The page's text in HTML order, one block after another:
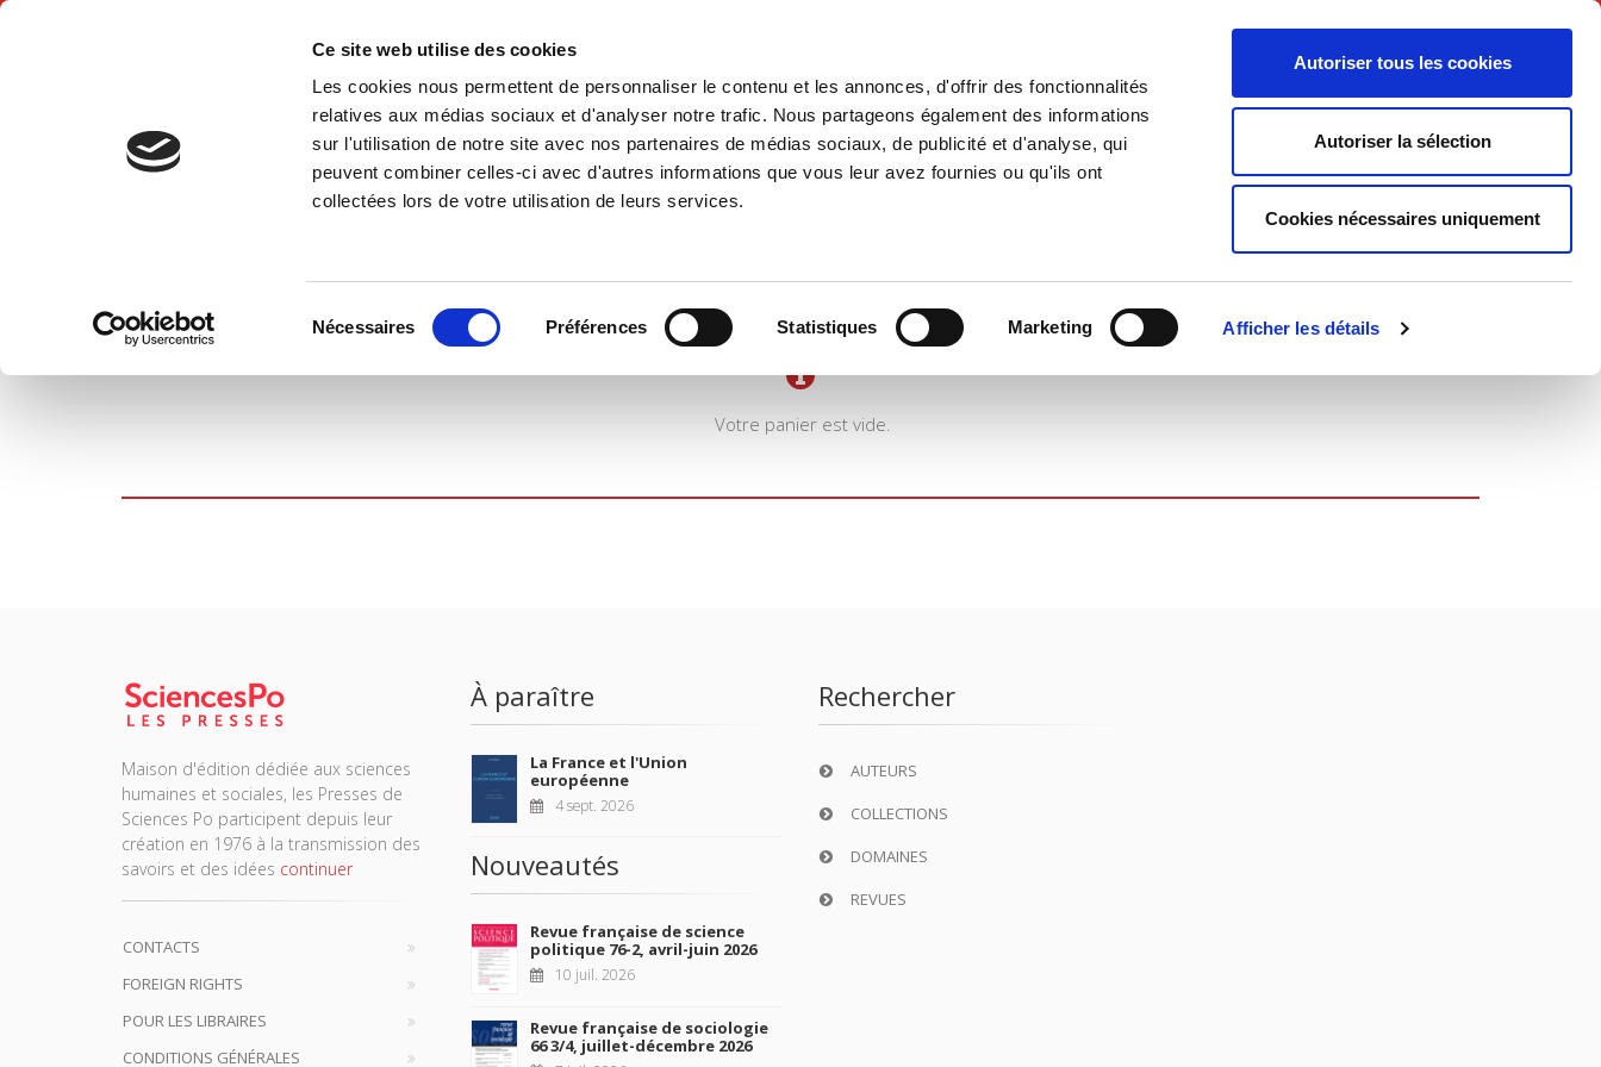
Ce site web utilise des cookies
Les cookies nous permettent de personnaliser le contenu et les annonces, d'offrir des fonctionnalités
relatives aux médias sociaux et d'analyser notre trafic. Nous partageons également des informations
sur l'utilisation de notre site avec nos partenaires de médias sociaux, de publicité et d'analyse, qui
peuvent combiner celles-ci avec d'autres informations que vous leur avez fournies ou qu'ils ont
collectées lors de votre utilisation de leurs services.
Nécessaires Préférences Statistiques Marketing Afficher les détails
Autoriser tous les cookies
Autoriser la sélection
Cookies nécessaires uniquement
Français
Accueil Environnement Histoire International Politique Société
Votre panier est vide.
Maison d'édition dédiée aux sciences
humaines et sociales, les Presses de
Sciences Po participent depuis leur
création en 1976 à la transmission des
savoirs et des idées continuer
CONTACTS
FOREIGN RIGHTS
POUR LES LIBRAIRES
CONDITIONS GÉNÉRALES
À paraître
La France et l'Union
européenne
4 sept. 2026
Nouveautés
Revue française de science
politique 76-2, avril-juin 2026
10 juil. 2026
Revue française de sociologie
66 3/4, juillet-décembre 2026
Rechercher
AUTEURS
COLLECTIONS
DOMAINES
REVUES